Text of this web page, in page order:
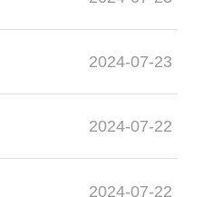
2024-07-23
2024-07-22
2024-07-22